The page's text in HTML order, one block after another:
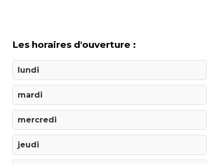
Les horaires d'ouverture :
lundi
mardi
mercredi
jeudi